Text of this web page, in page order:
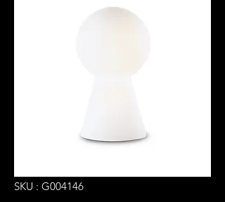
SKU : G004146